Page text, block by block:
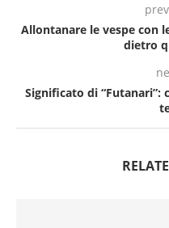
Allontanare le vespe con
dietro
Significato di “Futanari”: